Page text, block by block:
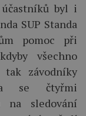
byl i
SUP Standa
pomoc při
všechno
závodníky
se čtyřmi
na sledování